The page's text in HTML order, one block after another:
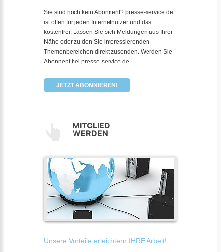
Sie sind noch kein Abonnent? presse-service.de
ist offen für jeden Internetnutzer und das
kostenfrei. Lassen Sie sich Meldungen aus Ihrer
Nähe oder zu den Sie interessierenden
Themenbereichen direkt zusenden. Werden Sie
Abonnent bei presse-service.de
JETZT ABONNIEREN!
MITGLIED
WERDEN
Unsere Vorteile erleichtern IHRE Arbeit!